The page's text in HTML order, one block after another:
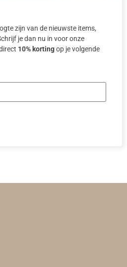
zijn van de nieuwste items,
je dan nu in voor onze
10% kortingop je volgende